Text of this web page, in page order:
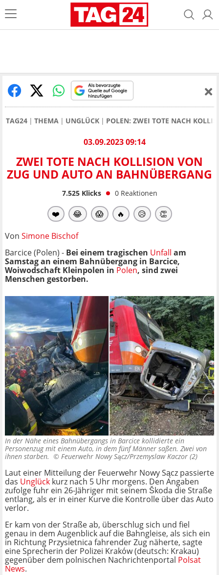
TAG24 THEMA UNGLÜCK POLEN: ZWEI TOTE NACH
03.09.2023 09:14
ZWEI TOTE NACH KOLLISION VON
ZUG UND AUTO AN BAHNÜBERGANG
7.525Klicks 0 Reaktionen
❤️ 😂 😱 🔥 😥 👏
Von Simone Bischof
Barcice (Polen) - Bei einem tragischen Unfall am
Samstag an einem Bahnübergang in Barcice,
Woiwodschaft Kleinpolen in Polen, sind zwei
Menschen gestorben.
In der Nähe eines Bahnübergangs in Barcice kollidierte ein
Personenzug mit einem Auto, in dem fünf Männer saßen. Zwei von
ihnen starben. © Feuerwehr Nowy Sącz/Przemyslaw Kaczor (2)
Laut einer Mitteilung der Feuerwehr Nowy Sącz passierte
das Unglück kurz nach 5 Uhr morgens. Den Angaben
zufolge fuhr ein 26-Jähriger mit seinem Škoda die Straße
entlang, als er in einer Kurve die Kontrolle über das Auto
verlor.
Er kam von der Straße ab, überschlug sich und fiel
genau in dem Augenblick auf die Bahngleise, als sich ein
in Richtung Przysietnica fahrender Zug näherte, sagte
eine Sprecherin der Polizei Kraków (deutsch: Krakau)
gegenüber dem polnischen Nachrichtenportal Polsat
News.